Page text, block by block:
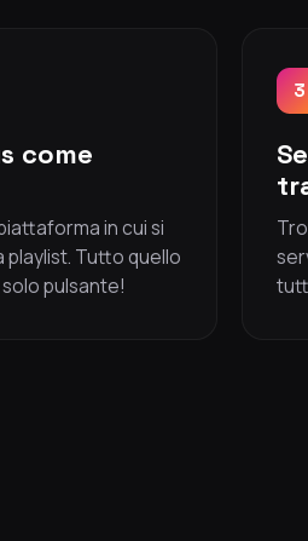
come
in cui si
Tutto quello
pulsante!
3